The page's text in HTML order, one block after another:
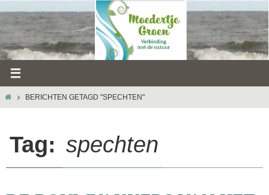
naar
inhoud
HOMEBERICHTEN GETAGD "SPECHTEN"
Tag: spechten